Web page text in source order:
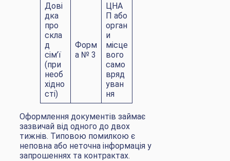
Дові
дка
про
скла
д
сім’ї
(при
необ
хідно
сті)
Форм
а № 3
ЦНА
П або
орган
и
місце
вого
само
вряд
уван
ня
Оформлення документів займає
зазвичай від одного до двох
тижнів. Типовою помилкою є
неповна або неточна інформація у
запрошеннях та контрактах.